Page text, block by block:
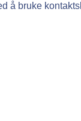
å bruke